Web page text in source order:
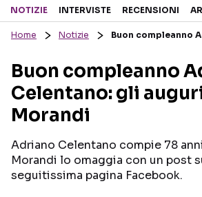
Sezioni
RECENSIONI MUSICALI
INTERVISTE
GOSSIP E CURIOSITÀ
TESTI
TOUR
NOTIZIE INTERVISTE RECENSIONI
Home Notizie Buon compleanno
Buon compleanno
Celentano: gli
Morandi
Adriano Celentano compie 78
Morandi lo omaggia con un post
seguitissima pagina Facebook.